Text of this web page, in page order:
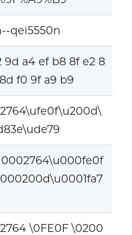
qei5550n
9d a4 ef b8 8f e2 8
f0 9f a9 b9
\0FE0F \0200